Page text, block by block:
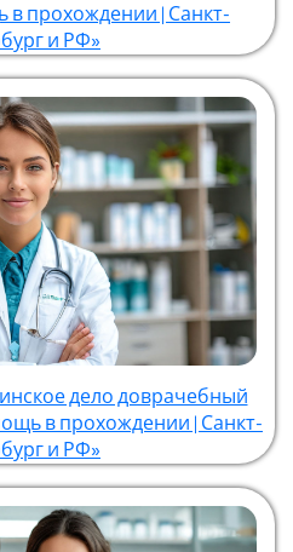
прохождении | Санкт-
и РФ»
дело доврачебный
в прохождении | Санкт-
и РФ»